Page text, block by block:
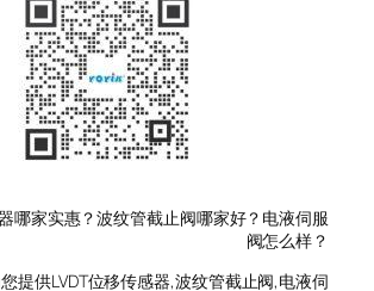
哪家实惠？波纹管截止阀哪家好？电液伺服
阀怎么样？
提供LVDT位移传感器,波纹管截止阀,电液伺